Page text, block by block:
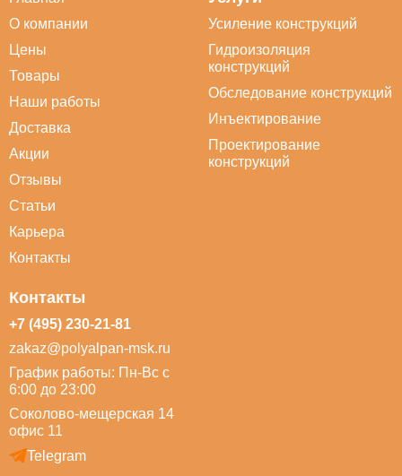
О компании
Цены
Товары
Наши работы
Доставка
Акции
Отзывы
Статьи
Карьера
Контакты
Усиление конструкций
Гидроизоляция
конструкций
Обследование конструкций
Инъектирование
Проектирование
конструкций
Контакты
+7 (495) 230-21-81
zakaz@polyalpan-msk.ru
График работы: Пн-Вс с
6:00 до 23:00
Соколово-мещерская 14
офис 11
Telegram